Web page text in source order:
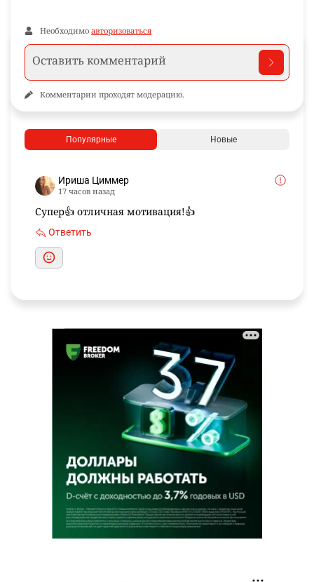
Необходимо авторизоваться
Комментарии проходят модерацию.
Популярные Новые
Ириша Циммер
17 часов назад
Супер👍 отличная мотивация!👍
Ответить